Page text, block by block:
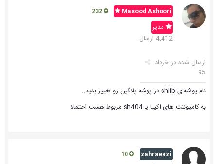
Masood Ashoori
مدیر
4,412 ارسال
ارسال شده درخرداد
95
نام پوشه ی shlib در پوشه پلاگین رو تغییر بدید..
به کامپوننت های اکیبا یا sh404 مربوط هست احتمالا
zahraeazi